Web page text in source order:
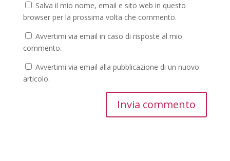
Salva il mio nome, email e sito web in questo
browser per la prossima volta che commento.
Avvertimi via email in caso di risposte al mio
commento.
Avvertimi via email alla pubblicazione di un nuovo
articolo.